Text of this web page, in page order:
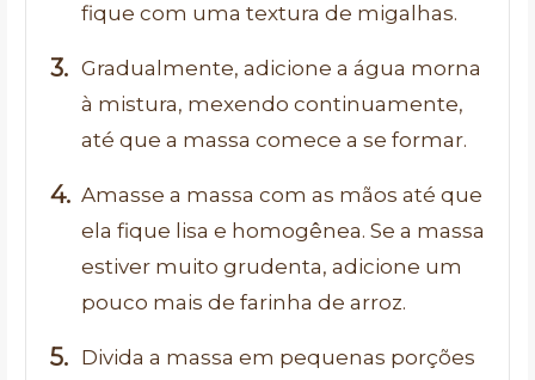
fique com uma textura de migalhas.
Gradualmente, adicione a água morna
à mistura, mexendo continuamente,
até que a massa comece a se formar.
Amasse a massa com as mãos até que
ela fique lisa e homogênea. Se a massa
estiver muito grudenta, adicione um
pouco mais de farinha de arroz.
Divida a massa em pequenas porções